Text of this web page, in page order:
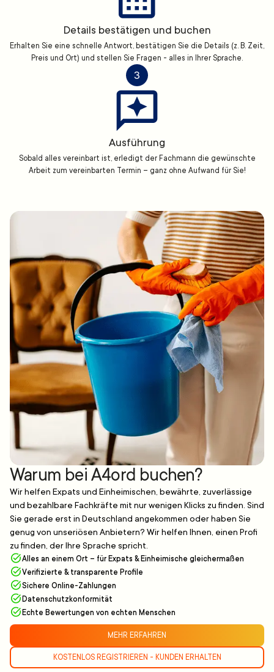
Details bestätigen und buchen
Erhalten Sie eine schnelle Antwort, bestätigen Sie die Details (z. B. Zeit,
Preis und Ort) und stellen Sie Fragen - alles in Ihrer Sprache.
3
Ausführung
Sobald alles vereinbart ist, erledigt der Fachmann die gewünschte
Arbeit zum vereinbarten Termin – ganz ohne Aufwand für Sie!
Warum bei A4ord buchen?
Wir helfen Expats und Einheimischen, bewährte, zuverlässige
und bezahlbare Fachkräfte mit nur wenigen Klicks zu finden. Sind
Sie gerade erst in Deutschland angekommen oder haben Sie
genug von unseriösen Anbietern? Wir helfen Ihnen, einen Profi
zu finden, der Ihre Sprache spricht.
Alles an einem Ort – für Expats & Einheimische gleichermaßen
Verifizierte & transparente Profile
Sichere Online-Zahlungen
Datenschutzkonformität
Echte Bewertungen von echten Menschen
MEHR ERFAHREN
KOSTENLOS REGISTRIEREN - KUNDEN ERHALTEN